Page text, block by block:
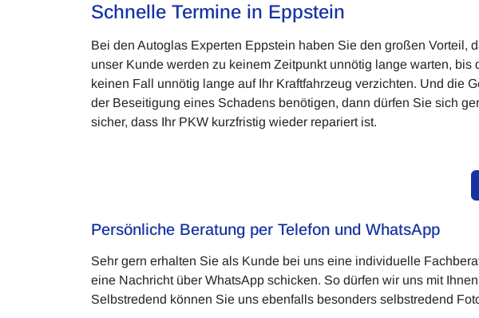
Schnelle Termine in Eppstein
Bei den Autoglas Experten Eppstein haben Sie den großen
unser Kunde werden zu keinem Zeitpunkt unnötig lange warten,
keinen Fall unnötig lange auf Ihr Kraftfahrzeug verzichten. Und die
der Beseitigung eines Schadens benötigen, dann dürfen Sie sich
sicher, dass Ihr PKW kurzfristig wieder repariert ist.
Persönliche Beratung per Telefon und WhatsApp
Sehr gern erhalten Sie als Kunde bei uns eine individuelle
eine Nachricht über WhatsApp schicken. So dürfen wir uns mit
Selbstredend können Sie uns ebenfalls besonders selbstredend